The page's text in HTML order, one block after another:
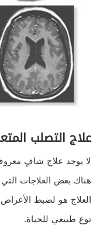
علاج التصلب
لا يوجد علاج شافٍ
هناك بعض العلاجات
العلاج هو لضبط
نوع طبيعي للحياة.